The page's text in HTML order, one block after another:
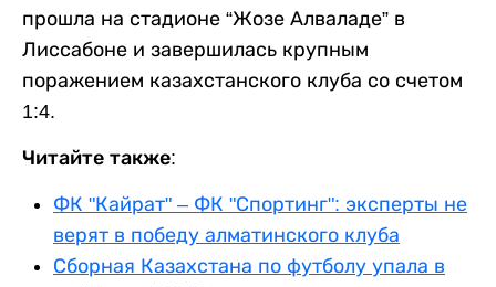
прошла на стадионе “Жозе Алваладе” в
Лиссабоне и завершилась крупным
поражением казахстанского клуба со счетом
1:4.
Читайте также:
ФК "Кайрат" – ФК "Спортинг": эксперты не
верят в победу алматинского клуба
Сборная Казахстана по футболу упала в